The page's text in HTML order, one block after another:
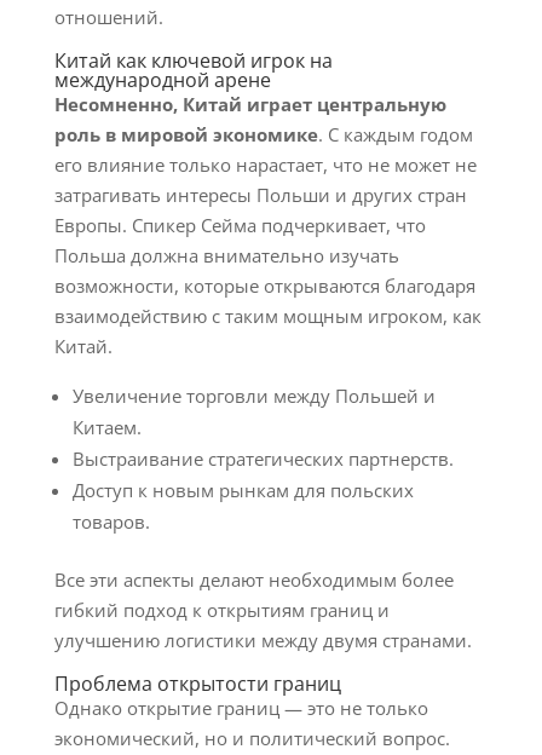
отношений.
Китай как ключевой игрок на
международной арене
Несомненно, Китай играет центральную
роль в мировой экономике. С каждым годом
его влияние только нарастает, что не может не
затрагивать интересы Польши и других стран
Европы. Спикер Сейма подчеркивает, что
Польша должна внимательно изучать
возможности, которые открываются благодаря
взаимодействию с таким мощным игроком, как
Китай.
Увеличение торговли между Польшей и
Китаем.
Выстраивание стратегических партнерств.
Доступ к новым рынкам для польских
товаров.
Все эти аспекты делают необходимым более
гибкий подход к открытиям границ и
улучшению логистики между двумя странами.
Проблема открытости границ
Однако открытие границ — это не только
экономический, но и политический вопрос.